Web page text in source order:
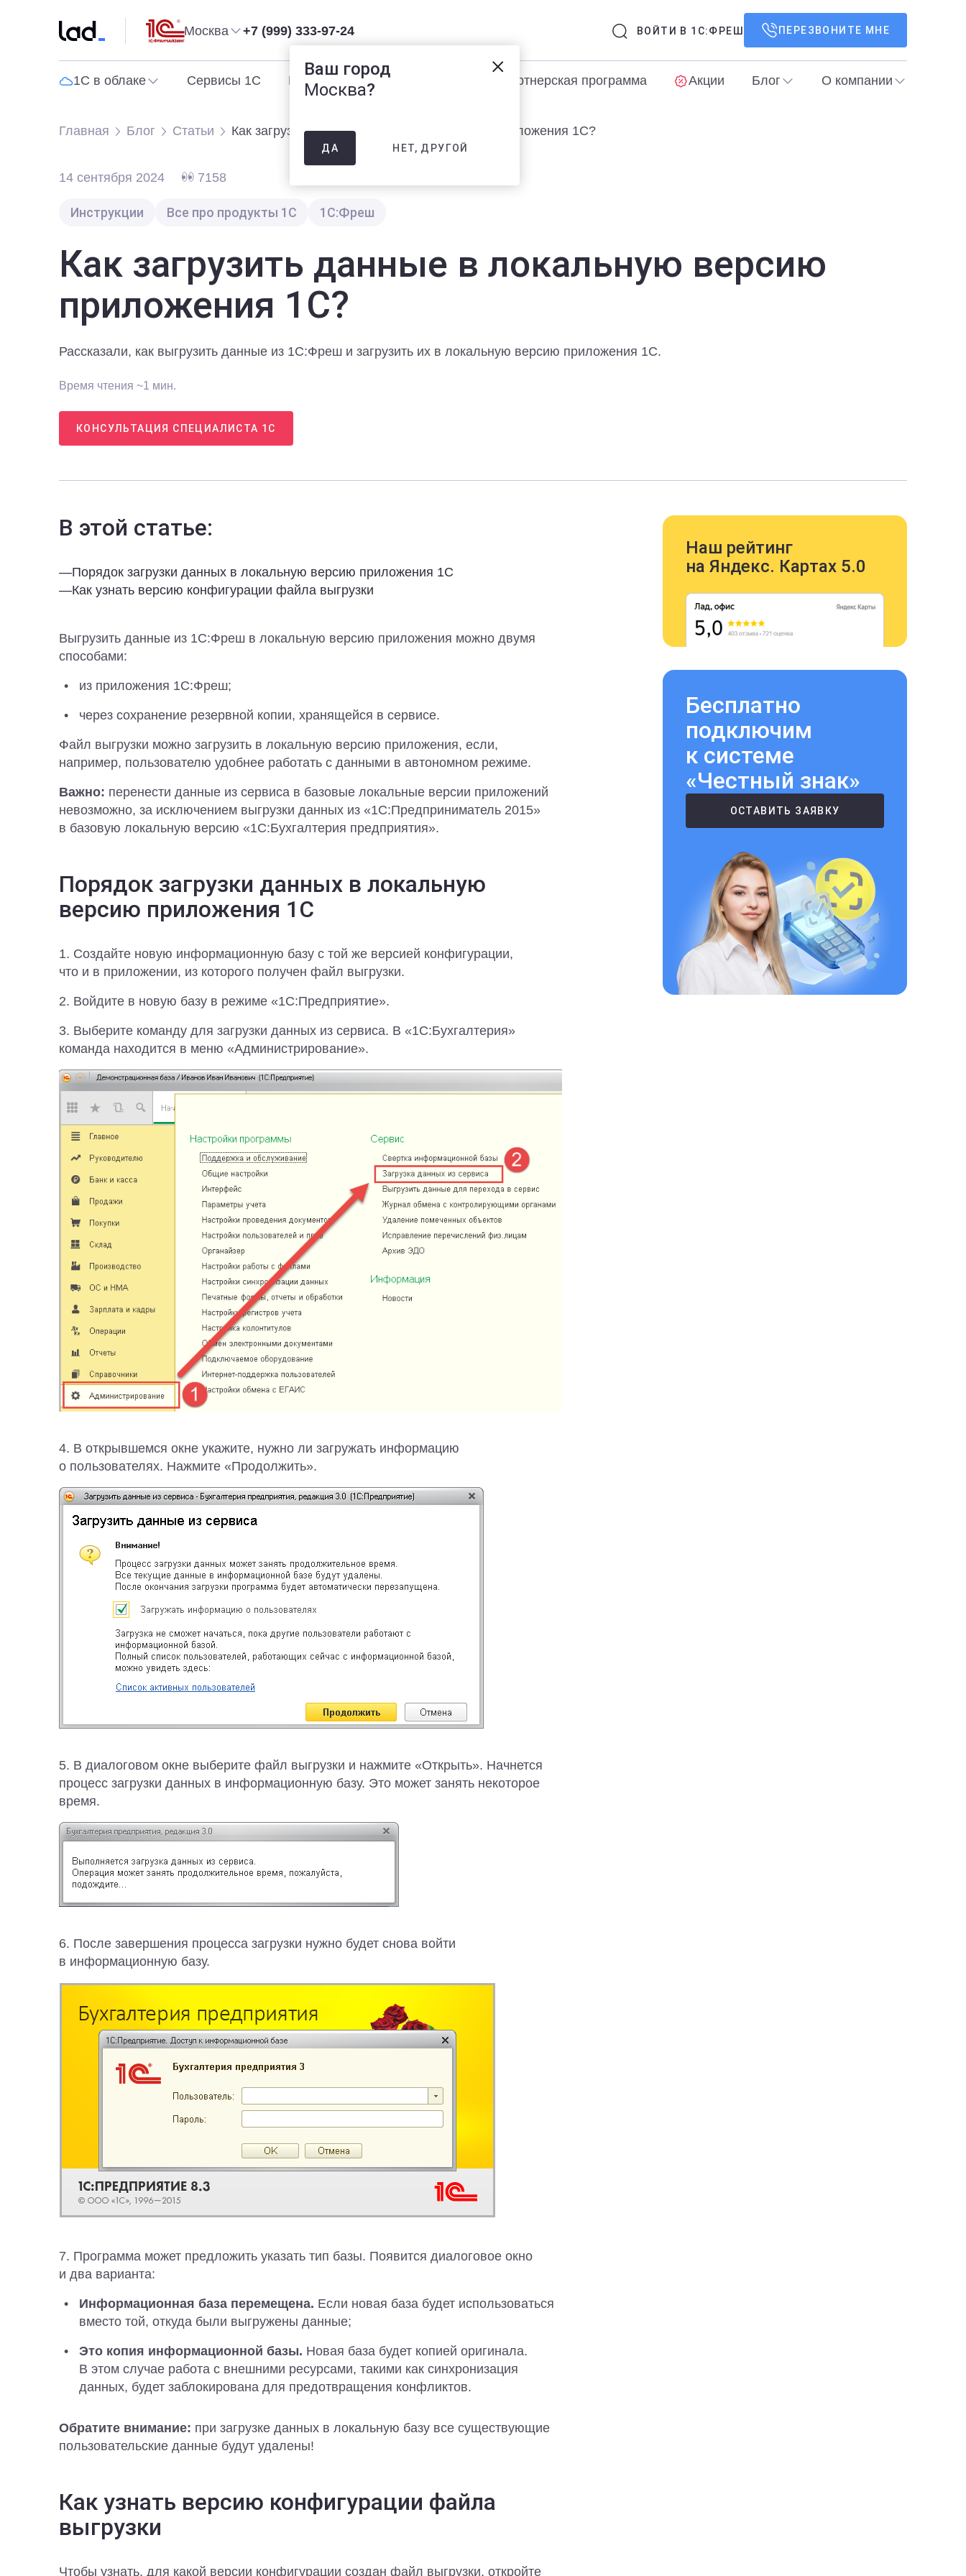
Москва +7 (999) 333-97-24 ВОЙТИ В 1С:ФРЕШ ПЕРЕЗВОНИТЕ МНЕ
1С в облаке Сервисы 1С Программы 1С Партнерская программа Акции Блог О компании
Главная Блог Статьи Как загрузить данные в локальную версию приложения 1С?
14 сентября 2024 7158
Инструкции Все про продукты 1С 1С:Фреш
Как загрузить данные в локальную версию
приложения 1С?
Рассказали, как выгрузить данные из 1С:Фреш и загрузить их в локальную версию приложения 1С.
Время чтения ~1 мин.
КОНСУЛЬТАЦИЯ СПЕЦИАЛИСТА 1С
Наш рейтинг
на Яндекс. Картах 5.0
Бесплатно
подключим
к системе
«Честный знак»
ОСТАВИТЬ ЗАЯВКУ
В этой статье:
—Порядок загрузки данных в локальную версию приложения 1С
—Как узнать версию конфигурации файла выгрузки
Выгрузить данные из 1С:Фреш в локальную версию приложения можно двумя
способами:
из приложения 1С:Фреш;
через сохранение резервной копии, хранящейся в сервисе.
Файл выгрузки можно загрузить в локальную версию приложения, если,
например, пользователю удобнее работать с данными в автономном режиме.
Важно: перенести данные из сервиса в базовые локальные версии приложений
невозможно, за исключением выгрузки данных из «1С:Предприниматель 2015»
в базовую локальную версию «1С:Бухгалтерия предприятия».
Порядок загрузки данных в локальную
версию приложения 1С
1. Создайте новую информационную базу с той же версией конфигурации,
что и в приложении, из которого получен файл выгрузки.
2. Войдите в новую базу в режиме «1С:Предприятие».
3. Выберите команду для загрузки данных из сервиса. В «1С:Бухгалтерия»
команда находится в меню «Администрирование».
4. В открывшемся окне укажите, нужно ли загружать информацию
о пользователях. Нажмите «Продолжить».
5. В диалоговом окне выберите файл выгрузки и нажмите «Открыть». Начнется
процесс загрузки данных в информационную базу. Это может занять некоторое
время.
6. После завершения процесса загрузки нужно будет снова войти
в информационную базу.
7. Программа может предложить указать тип базы. Появится диалоговое окно
и два варианта:
Информационная база перемещена. Если новая база будет использоваться
вместо той, откуда были выгружены данные;
Это копия информационной базы. Новая база будет копией оригинала.
В этом случае работа с внешними ресурсами, такими как синхронизация
данных, будет заблокирована для предотвращения конфликтов.
Обратите внимание: при загрузке данных в локальную базу все существующие
пользовательские данные будут удалены!
Как узнать версию конфигурации файла
выгрузки
Чтобы узнать, для какой версии конфигурации создан файл выгрузки, откройте
Ваш город
Москва?
ДА НЕТ, ДРУГОЙ